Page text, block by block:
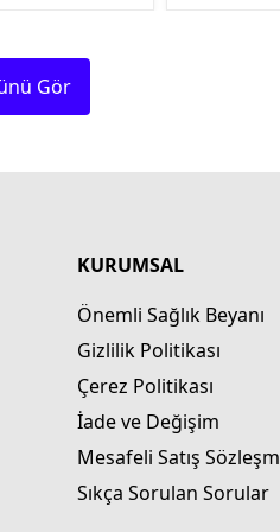
Gör
KURUMSAL
Önemli Sağlık Beyanı
Gizlilik Politikası
Çerez Politikası
İade ve Değişim
Mesafeli Satış
Sıkça Sorulan Sorular